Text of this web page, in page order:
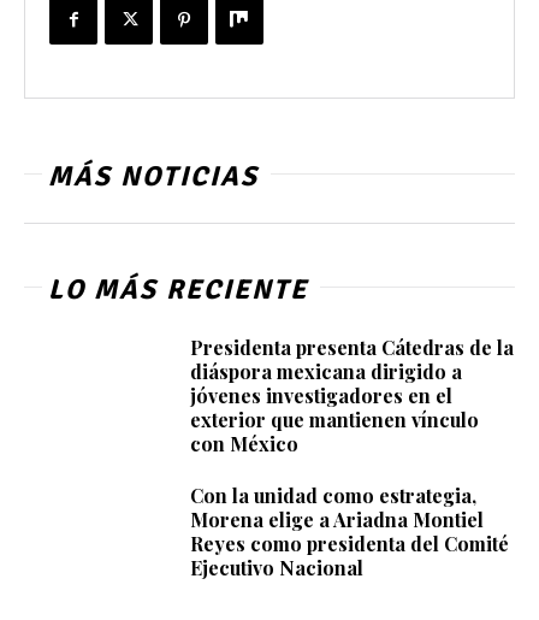
MÁS NOTICIAS
LO MÁS RECIENTE
Presidenta presenta Cátedras de la
diáspora mexicana dirigido a
jóvenes investigadores en el
exterior que mantienen vínculo
con México
Con la unidad como estrategia,
Morena elige a Ariadna Montiel
Reyes como presidenta del Comité
Ejecutivo Nacional